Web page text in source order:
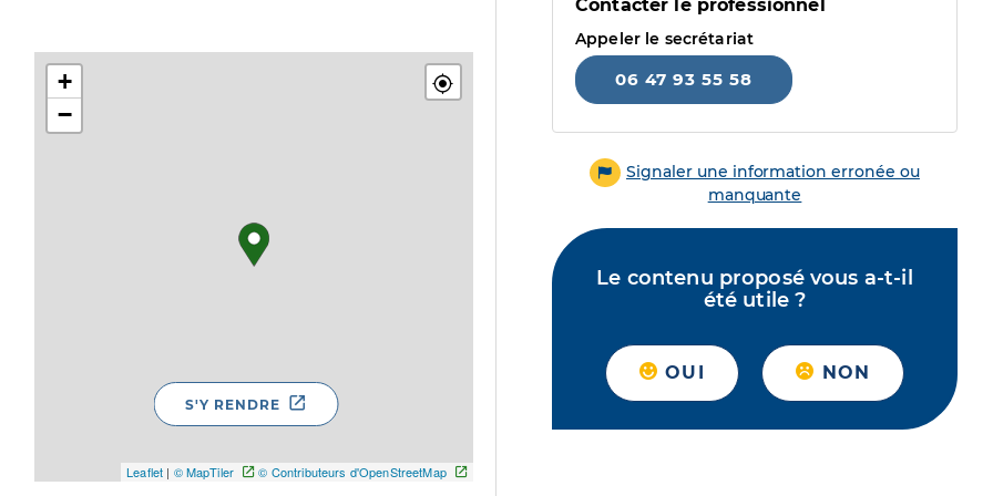
+
−
Leaflet | © MapTiler © Contributeurs d'OpenStreetMap
S'Y RENDRE
Contacter le professionnel
Appeler le secrétariat
06 47 93 55 58
Signaler une information erronée ou
manquante
Le contenu proposé vous a-t-il
été utile ?
OUI NON